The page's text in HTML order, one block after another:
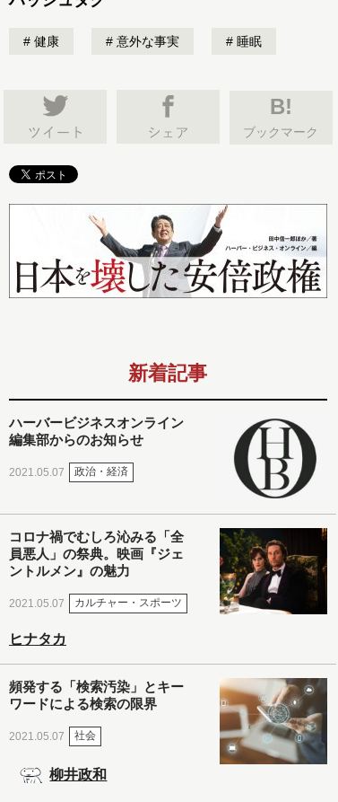
健康 意外な事実 睡眠
B!
ブックマーク
新着記事
ハーバービジネスオンライン
編集部からのお知らせ
2021.05.07 政治・経済
コロナ禍でむしろ沁みる「全
員悪人」の祭典。映画『ジェ
ントルメン』の魅力
2021.05.07 カルチャー・スポーツ
ヒナタカ
頻発する「検索汚染」とキー
ワードによる検索の限界
2021.05.07 社会
柳井政和